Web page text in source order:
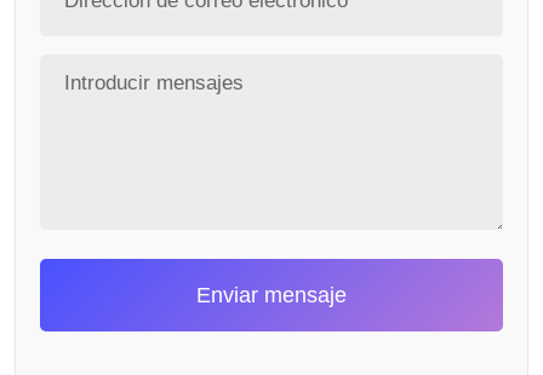
Enviar mensaje